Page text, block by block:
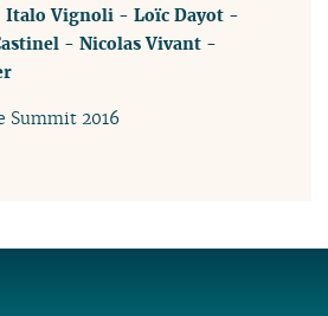
Italo Vignoli -Loïc Dayot -
-Nicolas Vivant -
Summit 2016